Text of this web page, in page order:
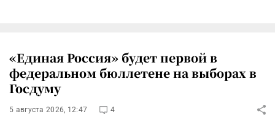
«Единая Россия» будет первой в
федеральном бюллетене на выборах в
Госдуму
5 августа 2026, 12:47 4